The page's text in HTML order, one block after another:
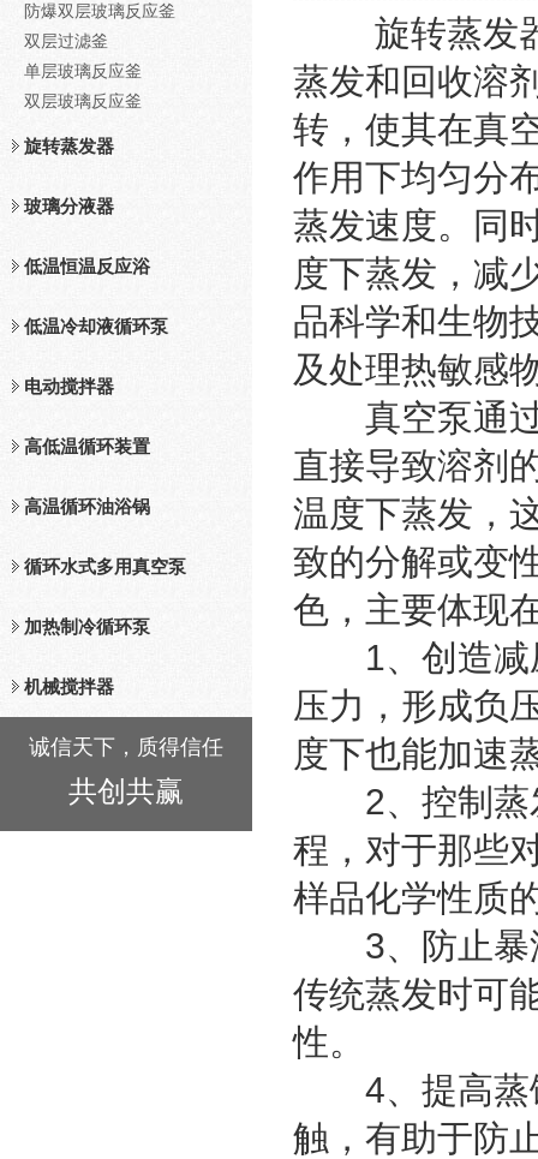
旋转蒸发器
蒸发和回收溶
转，使其在真
作用下均匀分
蒸发速度。同
度下蒸发，减
品科学和生物
及处理热敏感
真空泵通过
直接导致溶剂
温度下蒸发，
致的分解或变
色，主要体现
1、创造减压
压力，形成负
度下也能加速
2、控制蒸发
程，对于那些
样品化学性质
3、防止暴沸
传统蒸发时可
性。
4、提高蒸馏
触，有助于防
防爆双层玻璃反应釜
双层过滤釜
单层玻璃反应釜
双层玻璃反应釜
旋转蒸发器
玻璃分液器
低温恒温反应浴
低温冷却液循环泵
电动搅拌器
高低温循环装置
高温循环油浴锅
循环水式多用真空泵
加热制冷循环泵
机械搅拌器
诚信天下，质得信任
共创共赢